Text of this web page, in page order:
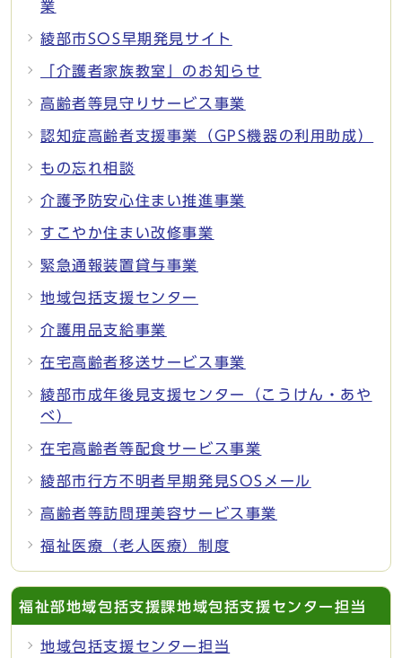
業
綾部市SOS早期発見サイト
「介護者家族教室」のお知らせ
高齢者等見守りサービス事業
認知症高齢者支援事業（GPS機器の利用助成）
もの忘れ相談
介護予防安心住まい推進事業
すこやか住まい改修事業
緊急通報装置貸与事業
地域包括支援センター
介護用品支給事業
在宅高齢者移送サービス事業
綾部市成年後見支援センター（こうけん・あや
べ）
在宅高齢者等配食サービス事業
綾部市行方不明者早期発見SOSメール
高齢者等訪問理美容サービス事業
福祉医療（老人医療）制度
福祉部地域包括支援課地域包括支援センター担当
地域包括支援センター担当